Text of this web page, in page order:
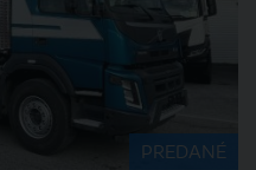
PREDANÉ